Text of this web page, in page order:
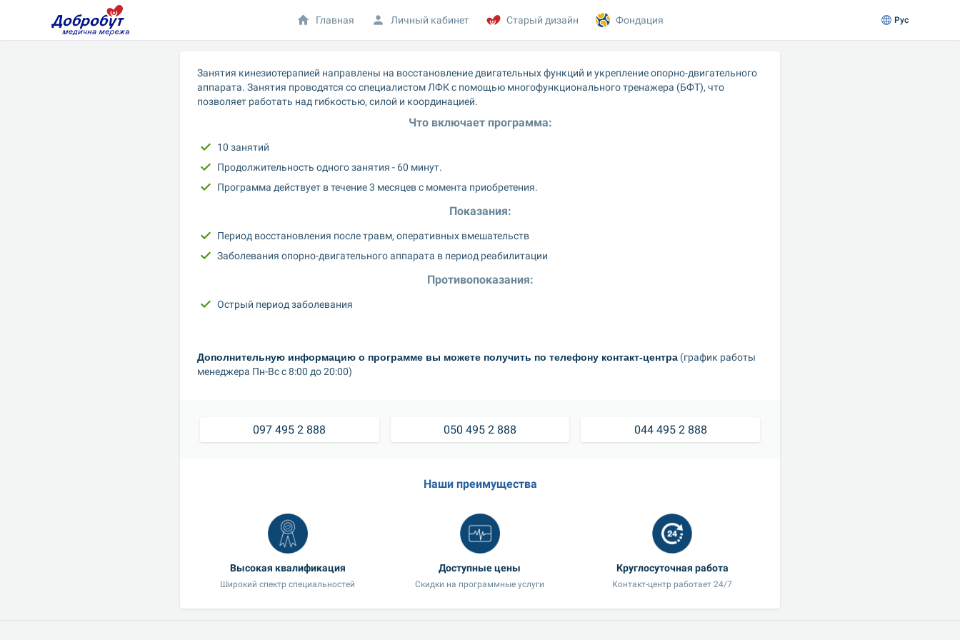
Занятия кинезиотерапией направлены на восстановление двигательных функций и укрепление опорно-двигательного
аппарата. Занятия проводятся со специалистом ЛФК с помощью многофункционального тренажера (БФТ), что
позволяет работать над гибкостью, силой и координацией.
Что включает программа:
10 занятий
Продолжительность одного занятия - 60 минут.
Программа действует в течение 3 месяцев с момента приобретения.
Показания:
Период восстановления после травм, оперативных вмешательств
Заболевания опорно-двигательного аппарата в период реабилитации
Противопоказания:
Острый период заболевания
Дополнительную информацию о программе вы можете получить по телефону контакт-центра (график работы
менеджера Пн-Вс с 8:00 до 20:00)
097 495 2 888 050 495 2 888 044 495 2 888
Наши преимущества
Высокая квалификация
Широкий спектр специальностей
Доступные цены
Скидки на программные услуги
Круглосуточная работа
Контакт-центр работает 24/7
Главная Личный кабинет Старый дизайн Фондация Рус